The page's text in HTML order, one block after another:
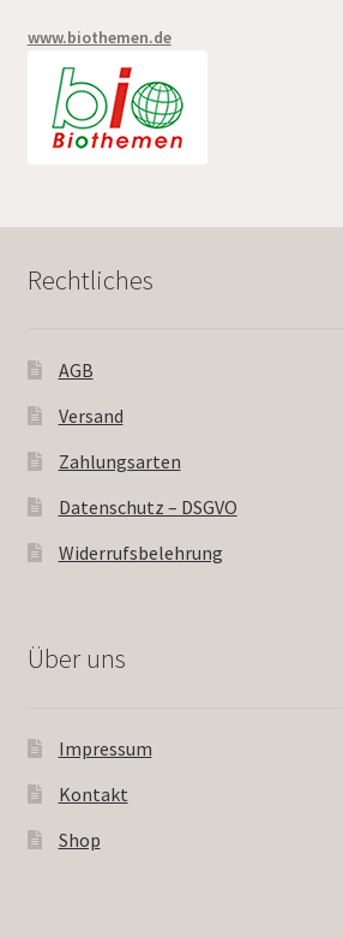
www.biothemen.de
Rechtliches
AGB
Versand
Zahlungsarten
Datenschutz – DSGVO
Widerrufsbelehrung
Über uns
Impressum
Kontakt
Shop